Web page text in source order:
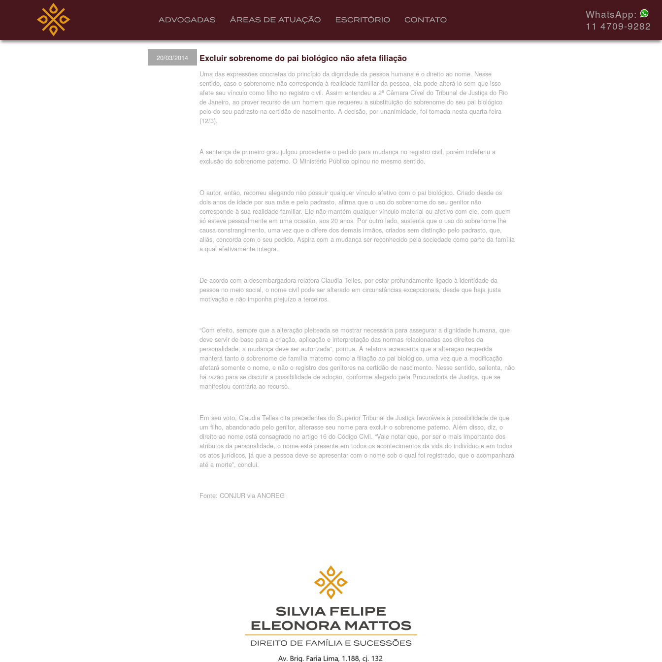
WhatsApp:
11 4709-9282
20/03/2014 Excluir sobrenome do pai biológico não afeta filiação
Uma das expressões concretas do princípio da dignidade da pessoa humana é o direito ao nome. Nesse
sentido, caso o sobrenome não corresponda à realidade familiar da pessoa, ela pode alterá-lo sem que isso
afete seu vínculo como filho no registro civil. Assim entendeu a 2ª Câmara Cível do Tribunal de Justiça do Rio
de Janeiro, ao prover recurso de um homem que requereu a substituição do sobrenome do seu pai biológico
pelo do seu padrasto na certidão de nascimento. A decisão, por unanimidade, foi tomada nesta quarta-feira
(12/3).
A sentença de primeiro grau julgou procedente o pedido para mudança no registro civil, porém indeferiu a
exclusão do sobrenome paterno. O Ministério Público opinou no mesmo sentido.
O autor, então, recorreu alegando não possuir qualquer vínculo afetivo com o pai biológico. Criado desde os
dois anos de idade por sua mãe e pelo padrasto, afirma que o uso do sobrenome do seu genitor não
corresponde à sua realidade familiar. Ele não mantém qualquer vínculo material ou afetivo com ele, com quem
só esteve pessoalmente em uma ocasião, aos 20 anos. Por outro lado, sustenta que o uso do sobrenome lhe
causa constrangimento, uma vez que o difere dos demais irmãos, criados sem distinção pelo padrasto, que,
aliás, concorda com o seu pedido. Aspira com a mudança ser reconhecido pela sociedade como parte da família
a qual efetivamente integra.
De acordo com a desembargadora-relatora Claudia Telles, por estar profundamente ligado à identidade da
pessoa no meio social, o nome civil pode ser alterado em circunstâncias excepcionais, desde que haja justa
motivação e não imponha prejuízo a terceiros.
“Com efeito, sempre que a alteração pleiteada se mostrar necessária para assegurar a dignidade humana, que
deve servir de base para a criação, aplicação e interpretação das normas relacionadas aos direitos da
personalidade, a mudança deve ser autorizada”, pontua. A relatora acrescenta que a alteração requerida
manterá tanto o sobrenome de família materno como a filiação ao pai biológico, uma vez que a modificação
afetará somente o nome, e não o registro dos genitores na certidão de nascimento. Nesse sentido, salienta, não
há razão para se discutir a possibilidade de adoção, conforme alegado pela Procuradoria de Justiça, que se
manifestou contrária ao recurso.
Em seu voto, Claudia Telles cita precedentes do Superior Tribunal de Justiça favoráveis à possibilidade de que
um filho, abandonado pelo genitor, alterasse seu nome para excluir o sobrenome paterno. Além disso, diz, o
direito ao nome está consagrado no artigo 16 do Código Civil. “Vale notar que, por ser o mais importante dos
atributos da personalidade, o nome está presente em todos os acontecimentos da vida do indivíduo e em todos
os atos jurídicos, já que a pessoa deve se apresentar com o nome sob o qual foi registrado, que o acompanhará
até a morte”, conclui.
Fonte: CONJURvia ANOREG